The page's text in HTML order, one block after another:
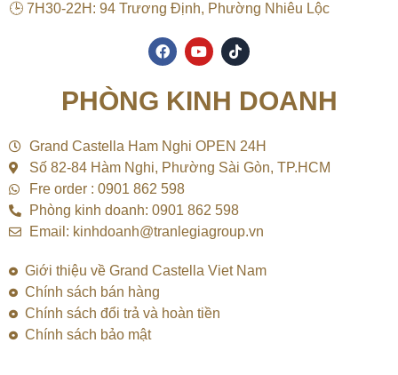
🕒 7H30-22H: 94 Trương Định, Phường Nhiêu Lộc
F
a
o
k
Y
o
u
b
T
i
k
PHÒNG KINH DOANH
Grand Castella Ham Nghi OPEN 24H
Số 82-84 Hàm Nghi, Phường Sài Gòn, TP.HCM
Fre order : 0901 862 598
Phòng kinh doanh: 0901 862 598
Email: kinhdoanh@tranlegiagroup.vn
Giới thiệu về Grand Castella Viet Nam
Chính sách bán hàng
Chính sách đổi trả và hoàn tiền
Chính sách bảo mật